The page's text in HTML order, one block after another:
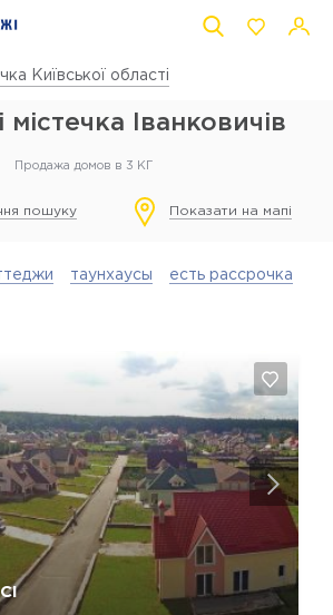
Київської області
містечка Іванковичів
Продажа домов в 3 КГ
пошуку Показати на мапі
таунхаусы есть рассрочка
Так, видалити